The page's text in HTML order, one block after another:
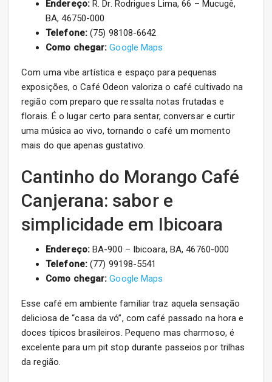
Endereço:R. Dr. Rodrigues Lima, 66 – Mucugê,
BA, 46750-000
Telefone:(75) 98108-6642
Como chegar: Google Maps
Com uma vibe artística e espaço para pequenas
exposições, o Café Odeon valoriza o café cultivado na
região com preparo que ressalta notas frutadas e
florais. É o lugar certo para sentar, conversar e curtir
uma música ao vivo, tornando o café um momento
mais do que apenas gustativo.
Cantinho do Morango Café
Canjerana: sabor e
simplicidade em Ibicoara
Endereço:BA-900 – Ibicoara, BA, 46760-000
Telefone:(77) 99198-5541
Como chegar: Google Maps
Esse café em ambiente familiar traz aquela sensação
deliciosa de “casa da vó”, com café passado na hora e
doces típicos brasileiros. Pequeno mas charmoso, é
excelente para um pit stop durante passeios por trilhas
da região.